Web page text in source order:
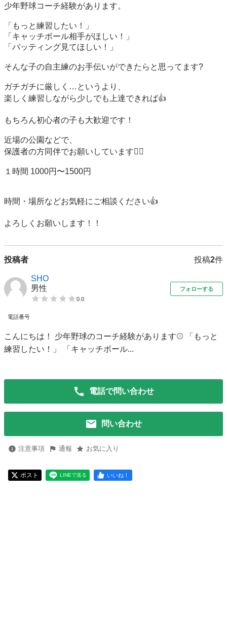
少年野球コーチ経験があります。
「もっと練習したい！」
「キャッチボール相手がほしい！」
「バッティング見てほしい！」
そんな子の自主練のお手伝いができたらと思ってます?
ガチガチに厳しく…というより、
楽しく練習しながら少しでも上達できれば👍
もちろん初心者の子も大歓迎です！
近場の公園などで、
保護者の方同伴でお願いしています🙇‍♂️
１時間 1000円〜1500円
時間・場所などお気軽にご相談ください👍
よろしくお願いします！！
投稿者 投稿2件
SHO
男性
0.0
フォローする
電話番号
こんにちは！ 少年野球のコーチ経験があります⚾️ 「もっと
練習したい！」 「キャッチボール...
電話で問い合わせ
問い合わせ
注意事項 通報 お気に入り
ポスト LINEで送る いいね！